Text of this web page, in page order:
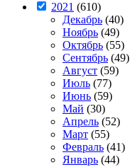
2021 (610)
Декабрь (40)
Ноябрь (49)
Октябрь (55)
Сентябрь (49)
Август (59)
Июль (77)
Июнь (59)
Май (30)
Апрель (52)
Март (55)
Февраль (41)
Январь (44)